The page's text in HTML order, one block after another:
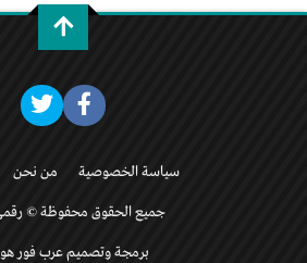
سياسة الخصوصية من نحن
جميع الحقوق محفوظة © رقمي
برمجة وتصميم عرب فور